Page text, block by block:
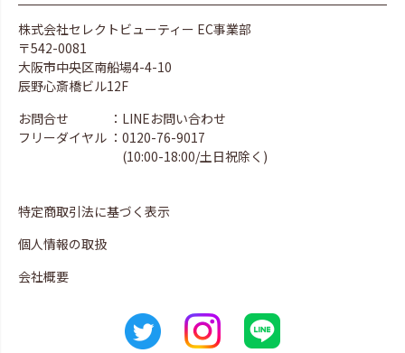
株式会社セレクトビューティー EC事業部
〒542-0081
大阪市中央区南船場4-4-10
辰野心斎橋ビル12F
お問合せ
：LINEお問い合わせ
フリーダイヤル ：0120-76-9017
(10:00-18:00/土日祝除く)
特定商取引法に基づく表示
個人情報の取扱
会社概要